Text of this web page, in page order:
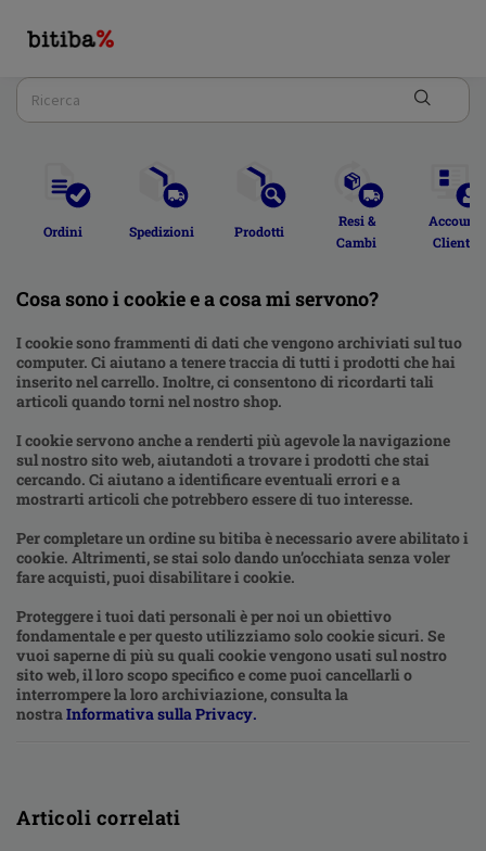
Ordini Spedizioni Prodotti
Resi &
Cambi
Account
Cliente
Cosa sono i cookie e a cosa mi servono?
I cookie sono frammenti di dati che vengono archiviati sul tuo
computer. Ci aiutano a tenere traccia di tutti i prodotti che hai
inserito nel carrello. Inoltre, ci consentono di ricordarti tali
articoli quando torni nel nostro shop.
I cookie servono anche a renderti più agevole la navigazione
sul nostro sito web, aiutandoti a trovare i prodotti che stai
cercando. Ci aiutano a identificare eventuali errori e a
mostrarti articoli che potrebbero essere di tuo interesse.
Per completare un ordine su bitiba è necessario avere abilitato i
cookie. Altrimenti, se stai solo dando un’occhiata senza voler
fare acquisti, puoi disabilitare i cookie.
Proteggere i tuoi dati personali è per noi un obiettivo
fondamentale e per questo utilizziamo solo cookie sicuri. Se
vuoi saperne di più su quali cookie vengono usati sul nostro
sito web, il loro scopo specifico e come puoi cancellarli o
interrompere la loro archiviazione, consulta la
nostraInformativa sulla Privacy.
Articoli correlati